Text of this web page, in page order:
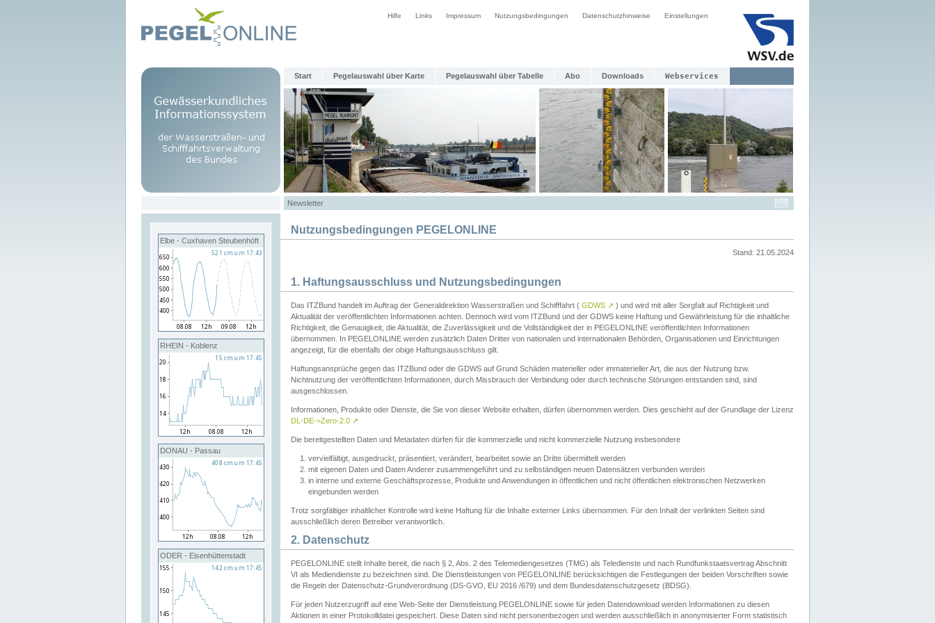
Hilfe Links Impressum Nutzungsbedingungen Datenschutzhinweise Einstellungen
Start Pegelauswahl über Karte Pegelauswahl über Tabelle Abo Downloads Webservices
Newsletter
Elbe - Cuxhaven Steubenhöft
RHEIN - Koblenz
DONAU - Passau
ODER - Eisenhüttenstadt
Nutzungsbedingungen PEGELONLINE
Stand: 21.05.2024
1. Haftungsausschluss und Nutzungsbedingungen
Das ITZBund handelt im Auftrag der Generaldirektion Wasserstraßen und Schifffahrt ( GDWS ↗ ) und wird mit aller Sorgfalt auf Richtigkeit und
Aktualität der veröffentlichten Informationen achten. Dennoch wird vom ITZBund und der GDWS keine Haftung und Gewährleistung für die inhaltliche
Richtigkeit, die Genauigkeit, die Aktualität, die Zuverlässigkeit und die Vollständigkeit der in PEGELONLINE veröffentlichten Informationen
übernommen. In PEGELONLINE werden zusätzlich Daten Dritter von nationalen und internationalen Behörden, Organisationen und Einrichtungen
angezeigt, für die ebenfalls der obige Haftungsausschluss gilt.
Haftungsansprüche gegen das ITZBund oder die GDWS auf Grund Schäden materieller oder immaterieller Art, die aus der Nutzung bzw.
Nichtnutzung der veröffentlichten Informationen, durch Missbrauch der Verbindung oder durch technische Störungen entstanden sind, sind
ausgeschlossen.
Informationen, Produkte oder Dienste, die Sie von dieser Website erhalten, dürfen übernommen werden. Dies geschieht auf der Grundlage der Lizenz
DL-DE->Zero-2.0 ↗
Die bereitgestellten Daten und Metadaten dürfen für die kommerzielle und nicht kommerzielle Nutzung insbesondere
vervielfältigt, ausgedruckt, präsentiert, verändert, bearbeitet sowie an Dritte übermittelt werden
mit eigenen Daten und Daten Anderer zusammengeführt und zu selbständigen neuen Datensätzen verbunden werden
in interne und externe Geschäftsprozesse, Produkte und Anwendungen in öffentlichen und nicht öffentlichen elektronischen Netzwerken
eingebunden werden
Trotz sorgfältiger inhaltlicher Kontrolle wird keine Haftung für die Inhalte externer Links übernommen. Für den Inhalt der verlinkten Seiten sind
ausschließlich deren Betreiber verantwortlich.
2. Datenschutz
PEGELONLINE stellt Inhalte bereit, die nach § 2, Abs. 2 des Telemediengesetzes (TMG) als Teledienste und nach Rundfunkstaatsvertrag Abschnitt
VI als Mediendienste zu bezeichnen sind. Die Dienstleistungen von PEGELONLINE berücksichtigen die Festlegungen der beiden Vorschriften sowie
die Regeln der Datenschutz-Grundverordnung (DS-GVO, EU 2016 /679) und dem Bundesdatenschutzgesetz (BDSG).
Für jeden Nutzerzugriff auf eine Web-Seite der Dienstleistung PEGELONLINE sowie für jeden Datendownload werden Informationen zu diesen
Aktionen in einer Protokolldatei gespeichert. Diese Daten sind nicht personenbezogen und werden ausschließlich in anonymisierter Form statistisch